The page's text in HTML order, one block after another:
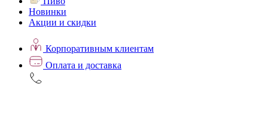
Новинки
Акции и скидки
Корпоративным клиентам
Оплата и доставка